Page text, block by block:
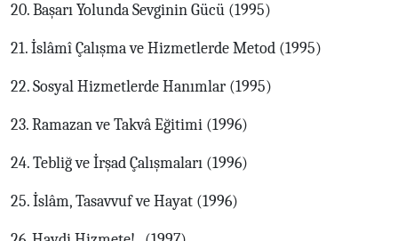
20. Başarı Yolunda Sevginin Gücü (1995)
21. İslâmî Çalışma ve Hizmetlerde Metod (1995)
22. Sosyal Hizmetlerde Hanımlar (1995)
23. Ramazan ve Takvâ Eğitimi (1996)
24. Tebliğ ve İrşad Çalışmaları (1996)
25. İslâm, Tasavvuf ve Hayat (1996)